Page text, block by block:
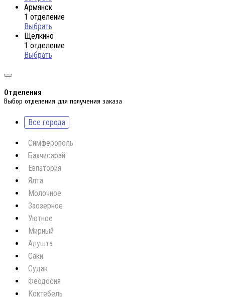
Армянск
1 отделение
Выбрать
Щелкино
1 отделение
Выбрать
Отделения
Выбор отделения для получения заказа
Все города
Симферополь
Бахчисарай
Евпатория
Ялта
Молочное
Заозерное
Уютное
Мирный
Алушта
Саки
Судак
Феодосия
Коктебель